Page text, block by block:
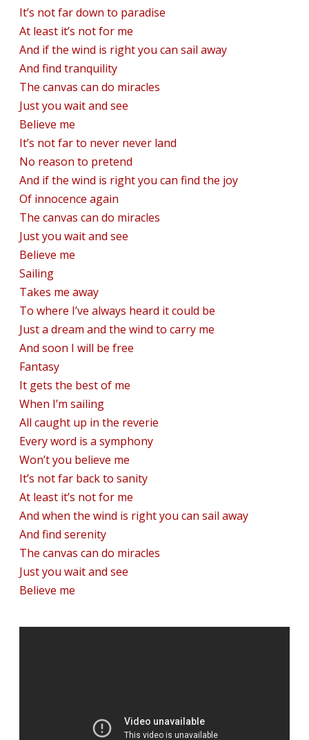
It’s not far down to paradise
At least it’s not for me
And if the wind is right you can sail away
And find tranquility
The canvas can do miracles
Just you wait and see
Believe me
It’s not far to never never land
No reason to pretend
And if the wind is right you can find the joy
Of innocence again
The canvas can do miracles
Just you wait and see
Believe me
Sailing
Takes me away
To where I’ve always heard it could be
Just a dream and the wind to carry me
And soon I will be free
Fantasy
It gets the best of me
When I’m sailing
All caught up in the reverie
Every word is a symphony
Won’t you believe me
It’s not far back to sanity
At least it’s not for me
And when the wind is right you can sail away
And find serenity
The canvas can do miracles
Just you wait and see
Believe me